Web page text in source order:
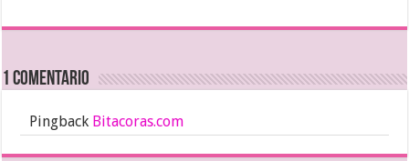
1 comentario
Pingback Bitacoras.com